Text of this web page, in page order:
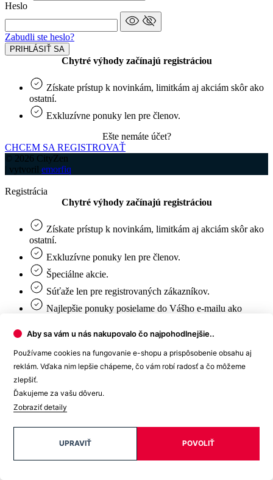
Heslo
Zabudli ste heslo?
PRIHLÁSIŤ SA
Chytré výhody začínajú registráciou
Získate prístup k novinkám, limitkám aj akciám skôr ako
ostatní.
Exkluzívne ponuky len pre členov.
Ešte nemáte účet?
CHCEM SA REGISTROVAŤ
© 2026 CityZen
| vytvoril emorfiq
Registrácia
Chytré výhody začínajú registráciou
Získate prístup k novinkám, limitkám aj akciám skôr ako
ostatní.
Exkluzívne ponuky len pre členov.
Špeciálne akcie.
Súťaže len pre registrovaných zákazníkov.
Najlepšie ponuky posielame do Vášho e-mailu ako
Môžete byť súčasťou našej cesty - počúvame Vás a
zaujíma nás, čo chcete nosiť. ❤️
Moje údaje a adresy
Meno a priezvisko
E-mail
Dátum narodenia
Aby sa vám u nás nakupovalo čo najpohodlnejšie..
Používame cookies na fungovanie e-shopu a prispôsobenie obsahu aj
reklám. Vďaka nim lepšie chápeme, čo vám robí radosť a čo môžeme
zlepšiť.
Ďakujeme za vašu dôveru.
Zobraziť detaily
POVOLIŤ
UPRAVIŤ